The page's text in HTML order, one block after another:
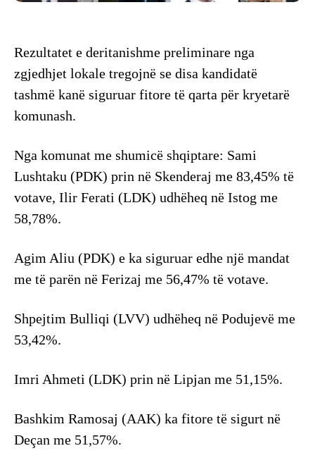
Rezultatet e deritanishme preliminare nga
zgjedhjet lokale tregojnë se disa kandidatë
tashmë kanë siguruar fitore të qarta për kryetarë
komunash.
Nga komunat me shumicë shqiptare: Sami
Lushtaku (PDK) prin në Skenderaj me 83,45% të
votave, Ilir Ferati (LDK) udhëheq në Istog me
58,78%.
Agim Aliu (PDK) e ka siguruar edhe një mandat
me të parën në Ferizaj me 56,47% të votave.
Shpejtim Bulliqi (LVV) udhëheq në Podujevë me
53,42%.
Imri Ahmeti (LDK) prin në Lipjan me 51,15%.
Bashkim Ramosaj (AAK) ka fitore të sigurt në
Deçan me 51,57%.